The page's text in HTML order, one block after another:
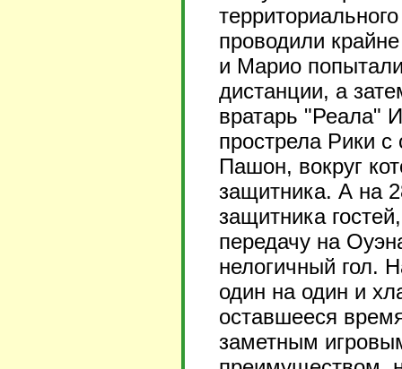
проводили
и Марио
дистанции, а
вратарь "Реала"
прострела Рики
Пашон, вокруг
защитника. А на
защитника
передачу на
нелогичный гол.
один на один и
оставшееся
заметным